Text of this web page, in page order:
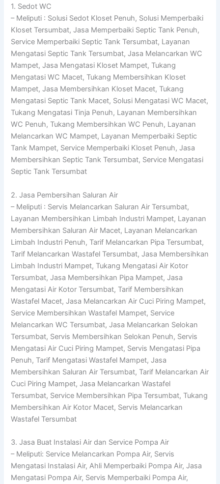
1. Sedot WC
– Meliputi : Solusi Sedot Kloset Penuh, Solusi Memperbaiki
Kloset Tersumbat, Jasa Memperbaiki Septic Tank Penuh,
Service Memperbaiki Septic Tank Tersumbat, Layanan
Mengatasi Septic Tank Tersumbat, Jasa Melancarkan WC
Mampet, Jasa Mengatasi Kloset Mampet, Tukang
Mengatasi WC Macet, Tukang Membersihkan Kloset
Mampet, Jasa Membersihkan Kloset Macet, Tukang
Mengatasi Septic Tank Macet, Solusi Mengatasi WC Macet,
Tukang Mengatasi Tinja Penuh, Layanan Membersihkan
WC Penuh, Tukang Membersihkan WC Penuh, Layanan
Melancarkan WC Mampet, Layanan Memperbaiki Septic
Tank Mampet, Service Memperbaiki Kloset Penuh, Jasa
Membersihkan Septic Tank Tersumbat, Service Mengatasi
Septic Tank Tersumbat
2. Jasa Pembersihan Saluran Air
– Meliputi : Servis Melancarkan Saluran Air Tersumbat,
Layanan Membersihkan Limbah Industri Mampet, Layanan
Membersihkan Saluran Air Macet, Layanan Melancarkan
Limbah Industri Penuh, Tarif Melancarkan Pipa Tersumbat,
Tarif Melancarkan Wastafel Tersumbat, Jasa Membersihkan
Limbah Industri Mampet, Tukang Mengatasi Air Kotor
Tersumbat, Jasa Membersihkan Pipa Mampet, Jasa
Mengatasi Air Kotor Tersumbat, Tarif Membersihkan
Wastafel Macet, Jasa Melancarkan Air Cuci Piring Mampet,
Service Membersihkan Wastafel Mampet, Service
Melancarkan WC Tersumbat, Jasa Melancarkan Selokan
Tersumbat, Servis Membersihkan Selokan Penuh, Servis
Mengatasi Air Cuci Piring Mampet, Servis Mengatasi Pipa
Penuh, Tarif Mengatasi Wastafel Mampet, Jasa
Membersihkan Saluran Air Tersumbat, Tarif Melancarkan Air
Cuci Piring Mampet, Jasa Melancarkan Wastafel
Tersumbat, Service Membersihkan Pipa Tersumbat, Tukang
Membersihkan Air Kotor Macet, Servis Melancarkan
Wastafel Tersumbat
3. Jasa Buat Instalasi Air dan Service Pompa Air
– Meliputi: Service Melancarkan Pompa Air, Servis
Mengatasi Instalasi Air, Ahli Memperbaiki Pompa Air, Jasa
Mengatasi Pompa Air, Servis Memperbaiki Pompa Air,